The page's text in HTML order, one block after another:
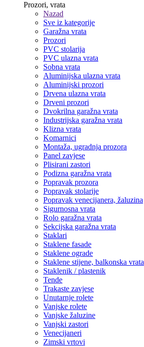
Prozori, vrata
Nazad
Sve iz kategorije
Garažna vrata
Prozori
PVC stolarija
PVC ulazna vrata
Sobna vrata
Aluminijska ulazna vrata
Aluminijski prozori
Drvena ulazna vrata
Drveni prozori
Dvokrilna garažna vrata
Industrijska garažna vrata
Klizna vrata
Komarnici
Montaža, ugradnja prozora
Panel zavjese
Plisirani zastori
Podizna garažna vrata
Popravak prozora
Popravak stolarije
Popravak venecijanera, žaluzina
Sigurnosna vrata
Rolo garažna vrata
Sekcijska garažna vrata
Staklari
Staklene fasade
Staklene ograde
Staklene stijene, balkonska vrata
Staklenik / plastenik
Tende
Trakaste zavjese
Unutarnje rolete
Vanjske rolete
Vanjske žaluzine
Vanjski zastori
Venecijaneri
Zimski vrtovi